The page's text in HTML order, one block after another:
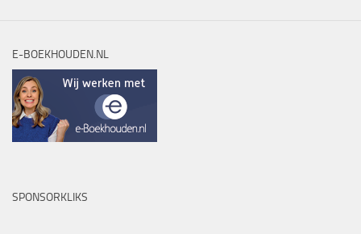
E-BOEKHOUDEN.NL
SPONSORKLIKS